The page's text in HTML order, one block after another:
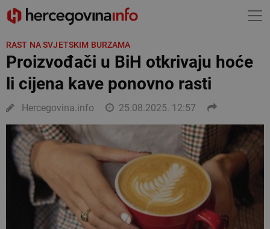
RAST NA SVJETSKIM BURZAMA
Proizvođači u BiH otkrivaju hoće
li cijena kave ponovno rasti
Hercegovina.info 25.08.2025. 12:57